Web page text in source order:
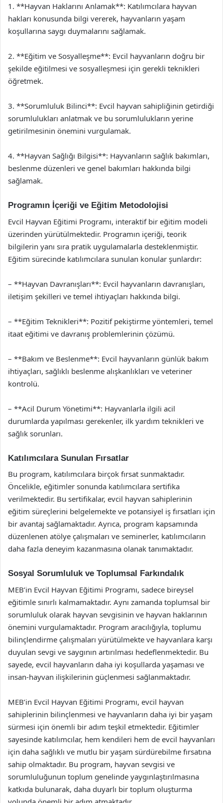
1. **Hayvan Haklarını Anlamak**: Katılımcılara hayvan
hakları konusunda bilgi vererek, hayvanların yaşam
koşullarına saygı duymalarını sağlamak.
2. **Eğitim ve Sosyalleşme**: Evcil hayvanların doğru bir
şekilde eğitilmesi ve sosyalleşmesi için gerekli teknikleri
öğretmek.
3. **Sorumluluk Bilinci**: Evcil hayvan sahipliğinin getirdiği
sorumlulukları anlatmak ve bu sorumlulukların yerine
getirilmesinin önemini vurgulamak.
4. **Hayvan Sağlığı Bilgisi**: Hayvanların sağlık bakımları,
beslenme düzenleri ve genel bakımları hakkında bilgi
sağlamak.
Programın İçeriği ve Eğitim Metodolojisi
Evcil Hayvan Eğitimi Programı, interaktif bir eğitim modeli
üzerinden yürütülmektedir. Programın içeriği, teorik
bilgilerin yanı sıra pratik uygulamalarla desteklenmiştir.
Eğitim sürecinde katılımcılara sunulan konular şunlardır:
– **Hayvan Davranışları**: Evcil hayvanların davranışları,
iletişim şekilleri ve temel ihtiyaçları hakkında bilgi.
– **Eğitim Teknikleri**: Pozitif pekiştirme yöntemleri, temel
itaat eğitimi ve davranış problemlerinin çözümü.
– **Bakım ve Beslenme**: Evcil hayvanların günlük bakım
ihtiyaçları, sağlıklı beslenme alışkanlıkları ve veteriner
kontrolü.
– **Acil Durum Yönetimi**: Hayvanlarla ilgili acil
durumlarda yapılması gerekenler, ilk yardım teknikleri ve
sağlık sorunları.
Katılımcılara Sunulan Fırsatlar
Bu program, katılımcılara birçok fırsat sunmaktadır.
Öncelikle, eğitimler sonunda katılımcılara sertifika
verilmektedir. Bu sertifikalar, evcil hayvan sahiplerinin
eğitim süreçlerini belgelemekte ve potansiyel iş fırsatları için
bir avantaj sağlamaktadır. Ayrıca, program kapsamında
düzenlenen atölye çalışmaları ve seminerler, katılımcıların
daha fazla deneyim kazanmasına olanak tanımaktadır.
Sosyal Sorumluluk ve Toplumsal Farkındalık
MEB’in Evcil Hayvan Eğitimi Programı, sadece bireysel
eğitimle sınırlı kalmamaktadır. Aynı zamanda toplumsal bir
sorumluluk olarak hayvan sevgisinin ve hayvan haklarının
önemini vurgulamaktadır. Program aracılığıyla, toplumu
bilinçlendirme çalışmaları yürütülmekte ve hayvanlara karşı
duyulan sevgi ve saygının artırılması hedeflenmektedir. Bu
sayede, evcil hayvanların daha iyi koşullarda yaşaması ve
insan-hayvan ilişkilerinin güçlenmesi sağlanmaktadır.
MEB’in Evcil Hayvan Eğitimi Programı, evcil hayvan
sahiplerinin bilinçlenmesi ve hayvanların daha iyi bir yaşam
sürmesi için önemli bir adım teşkil etmektedir. Eğitimler
sayesinde katılımcılar, hem kendileri hem de evcil hayvanları
için daha sağlıklı ve mutlu bir yaşam sürdürebilme fırsatına
sahip olmaktadır. Bu program, hayvan sevgisi ve
sorumluluğunun toplum genelinde yaygınlaştırılmasına
katkıda bulunarak, daha duyarlı bir toplum oluşturma